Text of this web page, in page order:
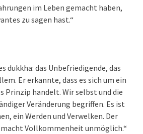
im Leben gemacht haben,
zu sagen hast.“
dukkha: das Unbefriedigende, das
Er erkannte, dass es sich um ein
Prinzip handelt. Wir selbst und die
Veränderung begriffen. Es ist
ein Werden und Verwelken. Der
Vollkommenheit unmöglich.“